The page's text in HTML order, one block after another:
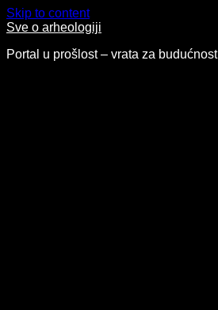
Skip to content
Sve o arheologiji
Portal u prošlost – vrata za budućnost